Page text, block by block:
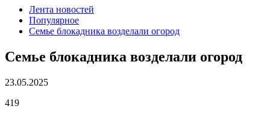
Лента новостей
Популярное
Семье блокадника возделали огород
Семье блокадника возделали огород
23.05.2025
419